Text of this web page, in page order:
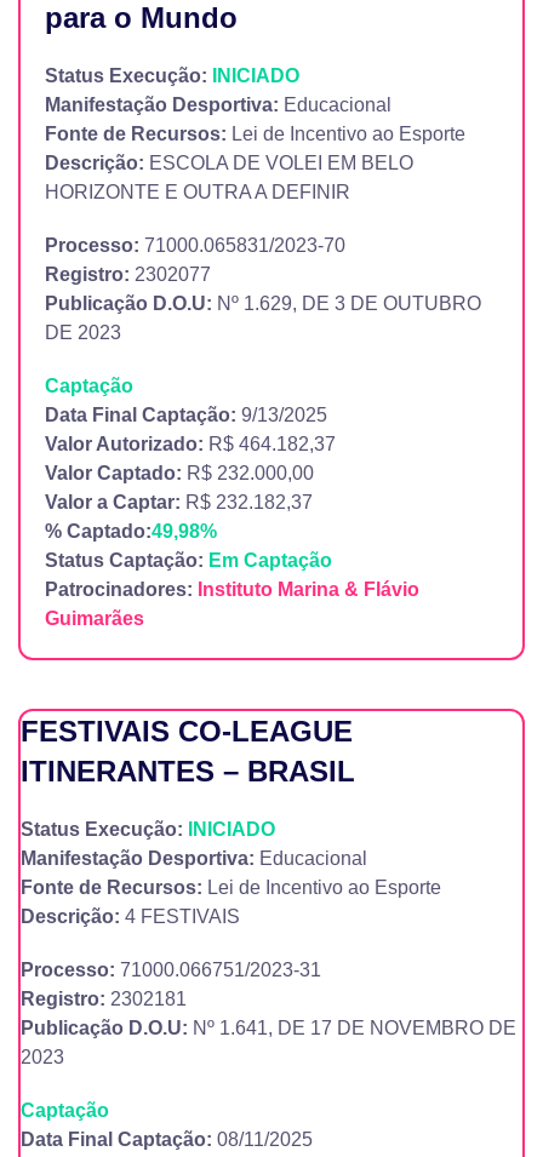
para o Mundo
Status Execução:
INICIADO
Manifestação Desportiva: Educacional
Fonte de Recursos: Lei de Incentivo ao Esporte
Descrição: ESCOLA DE VOLEI EM BELO
HORIZONTE E OUTRA A DEFINIR
Processo: 71000.065831/2023-70
Registro: 2302077
Publicação D.O.U: Nº 1.629, DE 3 DE OUTUBRO
DE 2023
Captação
Data Final Captação: 9/13/2025
Valor Autorizado: R$ 464.182,37
Valor Captado: R$ 232.000,00
Valor a Captar: R$ 232.182,37
% Captado:49,98%
Status Captação: Em Captação
Patrocinadores: Instituto Marina & Flávio
Guimarães
FESTIVAIS CO-LEAGUE
ITINERANTES – BRASIL
Status Execução:
INICIADO
Manifestação Desportiva: Educacional
Fonte de Recursos: Lei de Incentivo ao Esporte
Descrição: 4 FESTIVAIS
Processo: 71000.066751/2023-31
Registro: 2302181
Publicação D.O.U: Nº 1.641, DE 17 DE NOVEMBRO DE
2023
Captação
Data Final Captação: 08/11/2025